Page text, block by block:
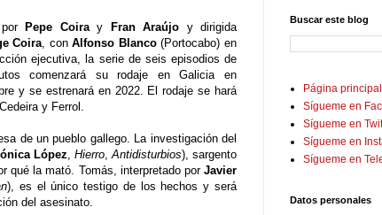
Pepe Coiray Fran Araújo y dirigida
Coira, conAlfonso Blanco(Portocabo) en
ejecutiva, la serie de seis episodios de
comenzará su rodaje en Galicia en
y se estrenará en 2022. El rodaje se hará
y Ferrol.
de un pueblo gallego. La investigación del
López, Hierro,Antidisturbios), sargento
qué la mató. Tomás, interpretado porJavier
), es el único testigo de los hechos y será
del asesinato.
Buscar este blog
Página principal
Sígueme en
Sígueme en
Sígueme en
Sígueme en
Datos personales